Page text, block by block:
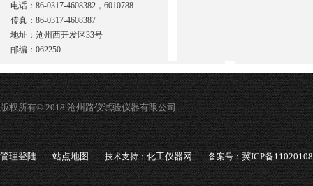
电话：86-0317-4608382，6010788
传真：86-0317-4608387
地址：沧州西开发区33号
邮编：062250
版权所有© 2018 沧州路仪试验仪器有限公司
管理登陆 站点地图 技术支持：化工仪器网 备案号：冀ICP备